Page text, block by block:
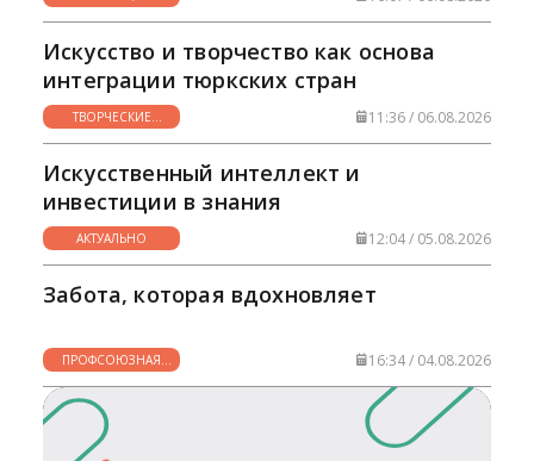
НУЖНО
Искусство и творчество как основа
интеграции тюркских стран
ТВОРЧЕСКИЕ
ГОРИЗОНТЫ
11:36 / 06.08.2026
Искусственный интеллект и
инвестиции в знания
АКТУАЛЬНО 12:04 / 05.08.2026
Забота, которая вдохновляет
ПРОФСОЮЗНАЯ
ЖИЗНЬ
16:34 / 04.08.2026